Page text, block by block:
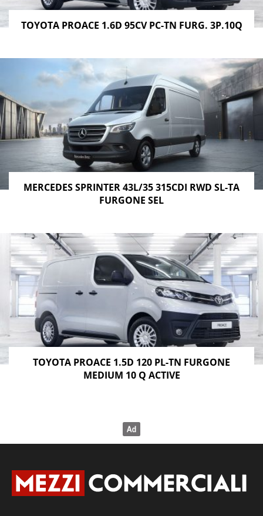
TOYOTA PROACE 1.6D 95CV PC-TN FURG. 3P.10Q
MERCEDES SPRINTER 43L/35 315CDI RWD SL-TA
FURGONE SEL
TOYOTA PROACE 1.5D 120 PL-TN FURGONE
MEDIUM 10 Q ACTIVE